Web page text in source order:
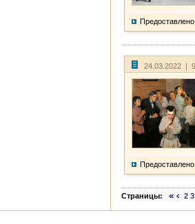
Предоставлено:
24.03.2022 |
Предоставлено:
Страницы: 2 3